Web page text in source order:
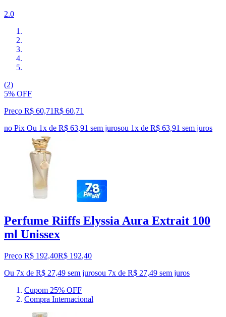
2.0
(2)
5% OFF
Preço R$ 60,71R$ 60,71
no Pix Ou 1x de R$ 63,91 sem jurosou 1x de R$ 63,91 sem juros
Perfume Riiffs Elyssia Aura Extrait 100
ml Unissex
Preço R$ 192,40R$ 192,40
Ou 7x de R$ 27,49 sem jurosou 7x de R$ 27,49 sem juros
Cupom 25% OFF
Compra Internacional